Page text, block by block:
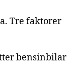
Tre faktorer
bensinbilar